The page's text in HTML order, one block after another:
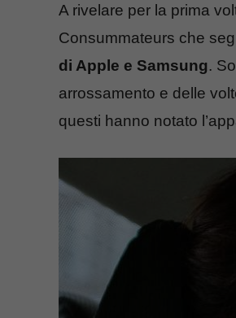
A rivelare per la prima
Consummateurs che
di Apple e Samsung.
arrossamento e delle
questi hanno notato